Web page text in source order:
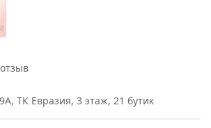
ТК Евразия, 3 этаж, 21 бутик